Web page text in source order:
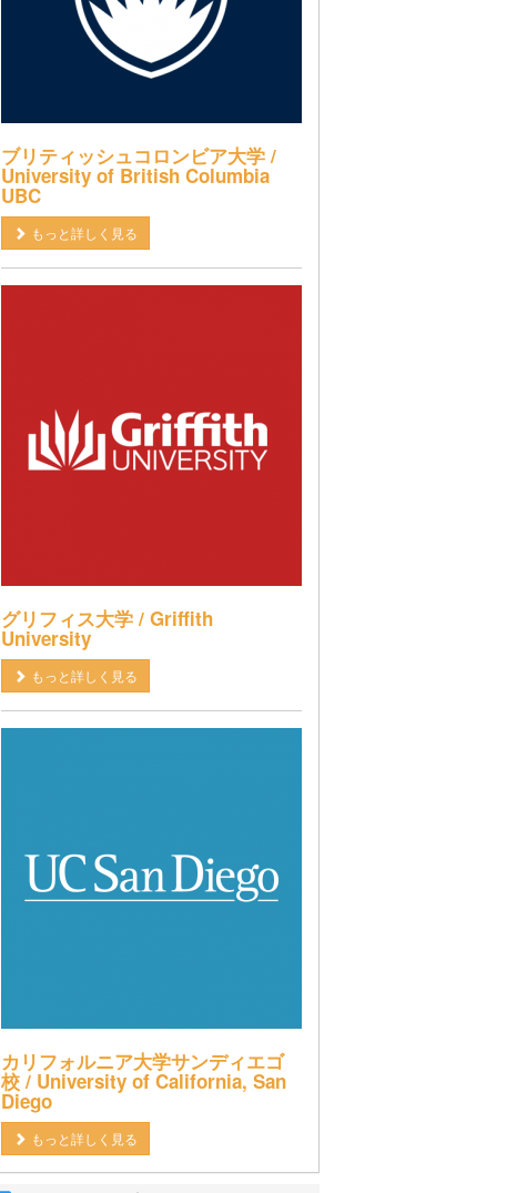
ブリティッシュコロンビア大学 /
University of British Columbia
UBC
もっと詳しく見る
グリフィス大学 / Griffith
University
もっと詳しく見る
カリフォルニア大学サンディエゴ
校 / University of California, San
Diego
もっと詳しく見る